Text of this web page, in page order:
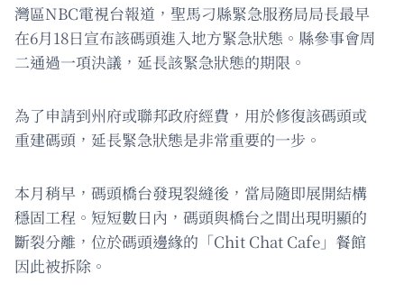
灣區NBC電視台報道，聖馬刁縣緊急服務局局長最早
在6月18日宣布該碼頭進入地方緊急狀態。縣參事會周
二通過一項決議，延長該緊急狀態的期限。
為了申請到州府或聯邦政府經費，用於修復該碼頭或
重建碼頭，延長緊急狀態是非常重要的一步。
本月稍早，碼頭橋台發現裂縫後，當局隨即展開結構
穩固工程。短短數日內，碼頭與橋台之間出現明顯的
斷裂分離，位於碼頭邊緣的「Chit Chat Cafe」餐館
因此被拆除。